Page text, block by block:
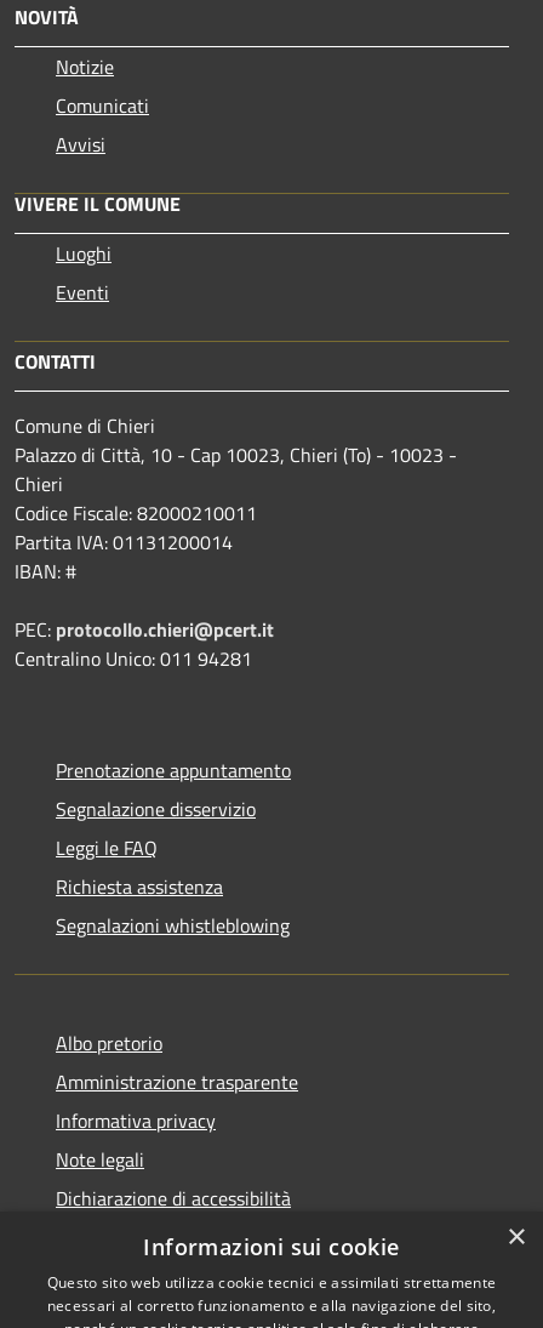
NOVITÀ
Notizie
Comunicati
Avvisi
VIVERE IL COMUNE
Luoghi
Eventi
CONTATTI
Comune di Chieri
Palazzo di Città, 10 - Cap 10023, Chieri (To) - 10023 -
Chieri
Codice Fiscale: 82000210011
Partita IVA: 01131200014
IBAN: #
PEC: protocollo.chieri@pcert.it
Centralino Unico: 011 94281
Prenotazione appuntamento
Segnalazione disservizio
Leggi le FAQ
Richiesta assistenza
Segnalazioni whistleblowing
Albo pretorio
Amministrazione trasparente
Informativa privacy
Note legali
Dichiarazione di accessibilità
Meccanismo di Feedback
×
Informazioni sui cookie
Questo sito web utilizza cookie tecnici e assimilati strettamente
necessari al corretto funzionamento e alla navigazione del sito,